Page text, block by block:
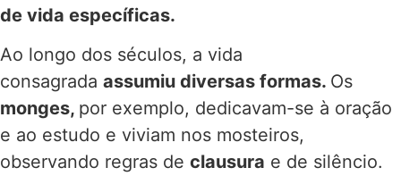
de vida específicas.
Ao longo dos séculos, a vida
consagrada assumiu diversas formas. Os
monges, por exemplo, dedicavam-se à oração
e ao estudo e viviam nos mosteiros,
observando regras de clausura e de silêncio.